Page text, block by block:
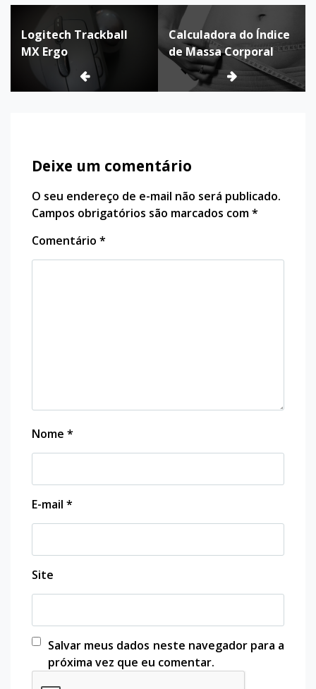
Navegação
de
Logitech Trackball
MX Ergo
Calculadora do Índice
de Massa Corporal
Deixe um comentário
O seu endereço de e-mail não será publicado.
Campos obrigatórios são marcados com*
Comentário *
Nome *
E-mail *
Site
Salvar meus dados neste navegador para a
próxima vez que eu comentar.